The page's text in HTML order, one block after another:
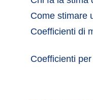
Coefficienti di
Coefficienti